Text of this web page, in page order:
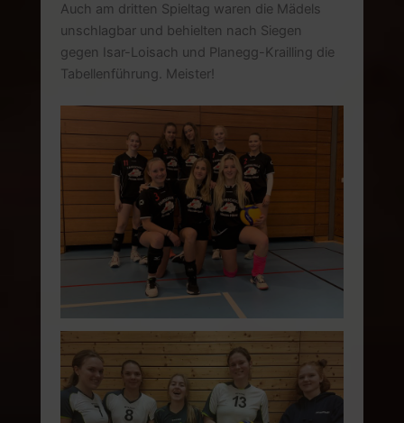
Auch am dritten Spieltag waren die Mädels
unschlagbar und behielten nach Siegen
gegen Isar-Loisach und Planegg-Krailling die
Tabellenführung. Meister!